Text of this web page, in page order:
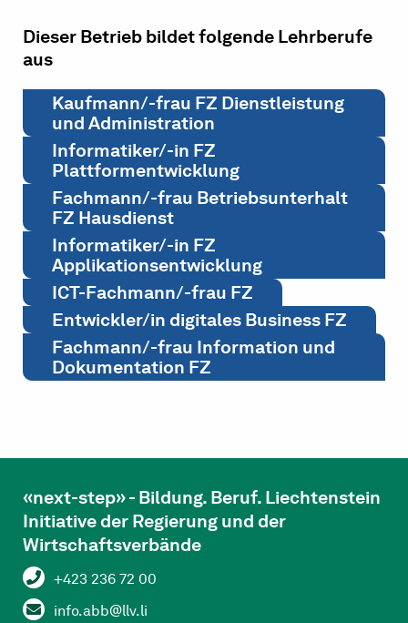
Dieser Betrieb bildet folgende Lehrberufe
aus
Kaufmann/-frau FZ Dienstleistung
und Administration
Informatiker/-in FZ
Plattformentwicklung
Fachmann/-frau Betriebsunterhalt
FZ Hausdienst
Informatiker/-in FZ
Applikationsentwicklung
ICT-Fachmann/-frau FZ
Entwickler/in digitales Business FZ
Fachmann/-frau Information und
Dokumentation FZ
«next-step» - Bildung. Beruf. Liechtenstein
Initiative der Regierung und der
Wirtschaftsverbände
+423 236 72 00
info.abb@llv.li